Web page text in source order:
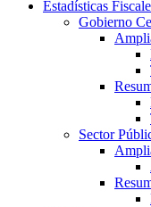
Estadísticas
Gobierno
Sector